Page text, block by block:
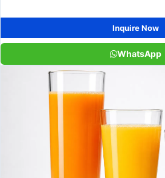
Inquire Now
WhatsApp